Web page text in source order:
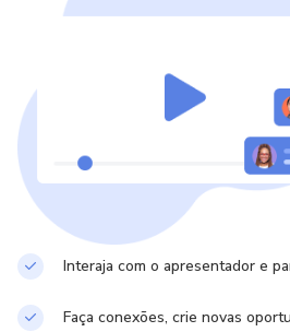
Interaja com o apresentador e
Faça conexões, crie novas